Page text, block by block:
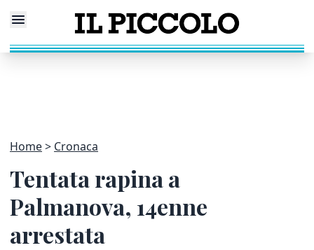
Home Cronaca
Tentata rapina a
Palmanova, 14enne
arrestata